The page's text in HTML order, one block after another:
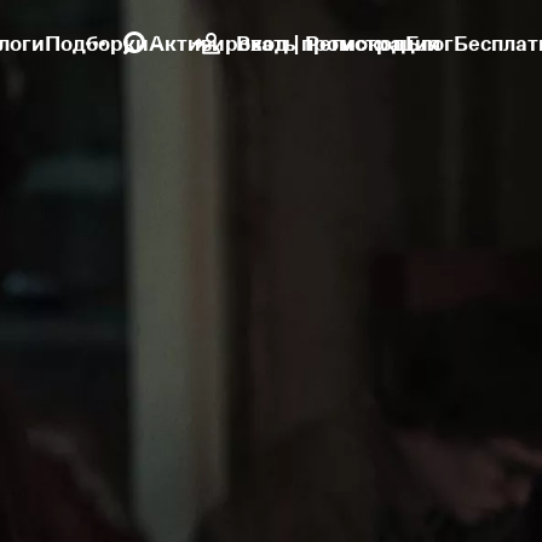
ПодборкиАктивировать промокодБлог
Вход | Регистрация